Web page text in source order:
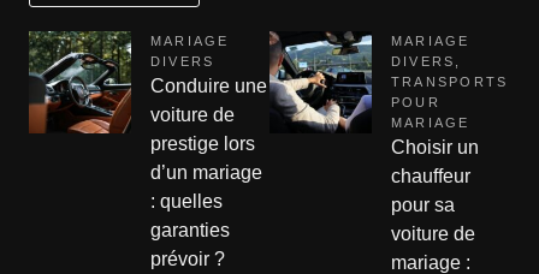
MARIAGE
DIVERS
Conduire une
voiture de
prestige lors
d’un mariage
: quelles
garanties
prévoir ?
MARIAGE
DIVERS
TRANSPORTS
POUR
MARIAGE
Choisir un
chauffeur
pour sa
voiture de
mariage :